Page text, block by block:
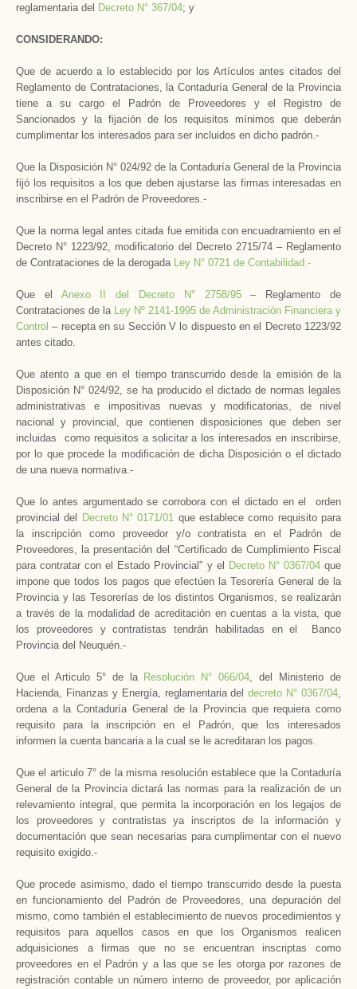
reglamentaria del Decreto N° 367/04; y
CONSIDERANDO:
Que de acuerdo a lo establecido por los Artículos antes citados del
Reglamento de Contrataciones, la Contaduría General de la Provincia
tiene a su cargo el Padrón de Proveedores y el Registro de
Sancionados y la fijación de los requisitos mínimos que deberán
cumplimentar los interesados para ser incluidos en dicho padrón.-
Que la Disposición N° 024/92 de la Contaduría General de la Provincia
fijó los requisitos a los que deben ajustarse las firmas interesadas en
inscribirse en el Padrón de Proveedores.-
Que la norma legal antes citada fue emitida con encuadramiento en el
Decreto N° 1223/92, modificatorio del Decreto 2715/74 – Reglamento
de Contrataciones de la derogada Ley N° 0721 de Contabilidad.-
Que el Anexo II del Decreto N° 2758/95– Reglamento de
Contrataciones de la Ley Nº 2141-1995 de Administración Financiera y
Control – recepta en su Sección V lo dispuesto en el Decreto 1223/92
antes citado.
Que atento a que en el tiempo transcurrido desde la emisión de la
Disposición N° 024/92, se ha producido el dictado de normas legales
administrativas e impositivas nuevas y modificatorias, de nivel
nacional y provincial, que contienen disposiciones que deben ser
incluidas como requisitos a solicitar a los interesados en inscribirse,
por lo que procede la modificación de dicha Disposición o el dictado
de una nueva normativa.-
Que lo antes argumentado se corrobora con el dictado en el orden
provincial del
Decreto N° 0171/01 que establece como requisito para
la inscripción como proveedor y/o contratista en el Padrón de
Proveedores, la presentación del “Certificado de Cumplimiento Fiscal
para contratar con el Estado Provincial” y el
Decreto N° 0367/04que
impone que todos los pagos que efectúen la Tesorería General de la
Provincia y las Tesorerías de los distintos Organismos, se realizarán
a través de la modalidad de acreditación en cuentas a la vista, que
los proveedores y contratistas tendrán habilitadas en el Banco
Provincia del Neuquén.-
Que el Articulo 5° de la Resolución N° 066/04, del Ministerio de
Hacienda, Finanzas y Energía, reglamentaria deldecreto N° 0367/04,
ordena a la Contaduría General de la Provincia que requiera como
requisito para la inscripción en el Padrón, que los interesados
informen la cuenta bancaria a la cual se le acreditaran los pagos.
Que el articulo 7° de la misma resolución establece que la Contaduría
General de la Provincia dictará las normas para la realización de un
relevamiento integral, que permita la incorporación en los legajos de
los proveedores y contratistas ya inscriptos de la información y
documentación que sean necesarias para cumplimentar con el nuevo
requisito exigido.-
Que procede asimismo, dado el tiempo transcurrido desde la puesta
en funcionamiento del Padrón de Proveedores, una depuración del
mismo, como también el establecimiento de nuevos procedimientos y
requisitos para aquellos casos en que los Organismos realicen
adquisiciones a firmas que no se encuentran inscriptas como
proveedores en el Padrón y a las que se les otorga por razones de
registración contable un número interno de proveedor, por aplicación